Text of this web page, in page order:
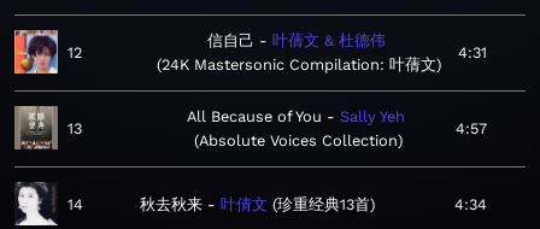
12
信自己
叶蒨文 & 杜德伟
24K Mastersonic Compilation: 叶蒨文
4:31
13
All Because of You
Sally Yeh
Absolute Voices Collection
4:57
14 秋去秋来 叶倩文 珍重经典13首 4:34